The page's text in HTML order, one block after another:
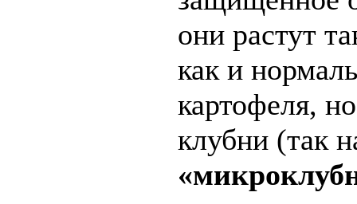
они растут
как и
картофеля,
клубни (так